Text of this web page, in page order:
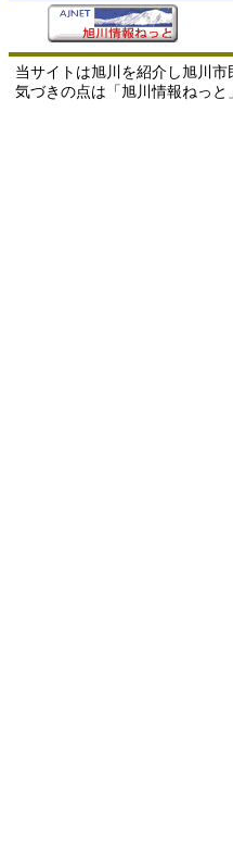
当サイトは旭川を紹介し旭川
気づきの点は「旭川情報ねっ